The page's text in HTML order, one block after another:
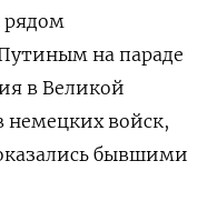
рядом
на параде
в Великой
немецких войск,
бывшими